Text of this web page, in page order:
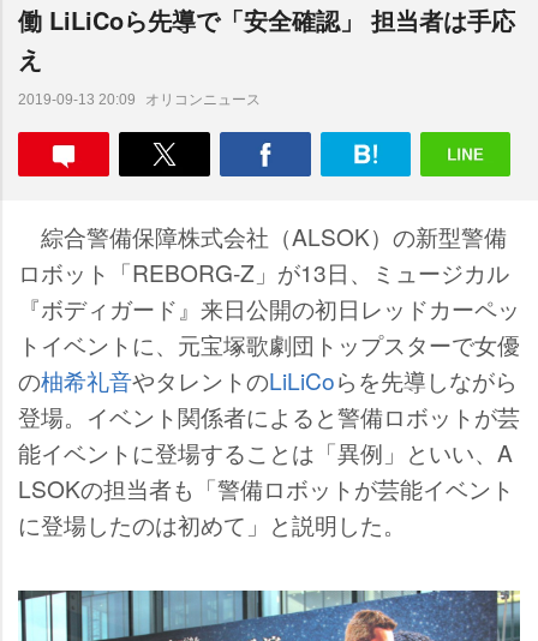
働 LiLiCoら先導で「安全確認」 担当者は手応
え
2019-09-13 20:09 オリコンニュース
綜合警備保障株式会社（ALSOK）の新型警備
ロボット「REBORG-Z」が13日、ミュージカル
『ボディガード』来日公開の初日レッドカーペッ
トイベントに、元宝塚歌劇団トップスターで女優
の柚希礼音タレントのLiLiCoらを先導しながら
登場。イベント関係者によると警備ロボットが芸
能イベントに登場することは「異例」といい、A
LSOKの担当者も「警備ロボットが芸能イベント
に登場したのは初めて」と説明した。